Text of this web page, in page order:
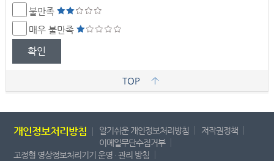
불만족
매우 불만족
확인
TOP
개인정보처리방침 알기쉬운 개인정보처리방침
저작권정책
이메일무단수집거부
고정형 영상정보처리기기 운영 · 관리 방침